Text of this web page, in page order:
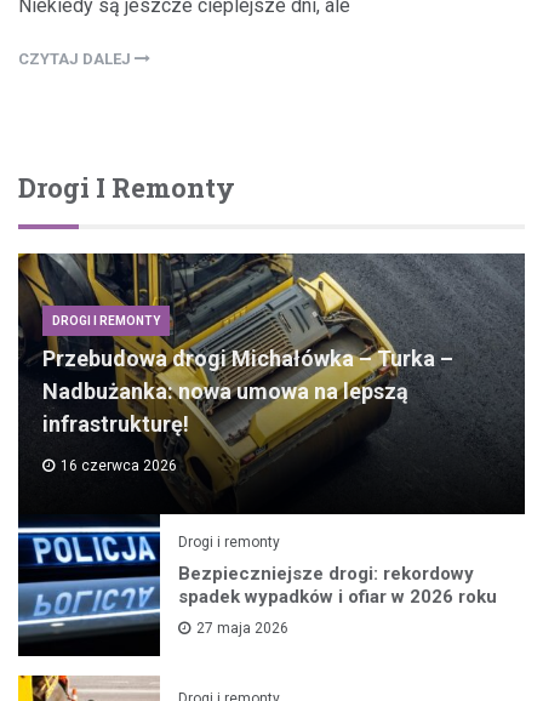
Niekiedy są jeszcze cieplejsze dni, ale
CZYTAJ DALEJ
Drogi I Remonty
DROGI I REMONTY
Przebudowa drogi Michałówka – Turka –
Nadbużanka: nowa umowa na lepszą
infrastrukturę!
16 czerwca 2026
Drogi i remonty
Bezpieczniejsze drogi: rekordowy
spadek wypadków i ofiar w 2026 roku
27 maja 2026